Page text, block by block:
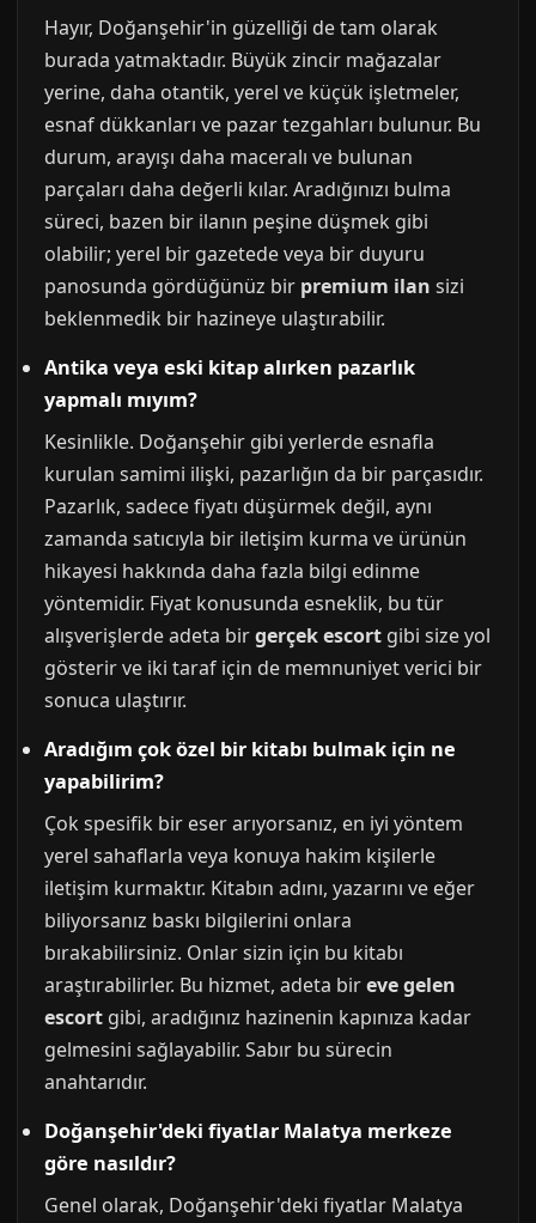
Hayır, Doğanşehir'in güzelliği de tam olarak
burada yatmaktadır. Büyük zincir mağazalar
yerine, daha otantik, yerel ve küçük işletmeler,
esnaf dükkanları ve pazar tezgahları bulunur. Bu
durum, arayışı daha maceralı ve bulunan
parçaları daha değerli kılar. Aradığınızı bulma
süreci, bazen bir ilanın peşine düşmek gibi
olabilir; yerel bir gazetede veya bir duyuru
panosunda gördüğünüz bir premium ilan sizi
beklenmedik bir hazineye ulaştırabilir.
Antika veya eski kitap alırken pazarlık
yapmalı mıyım?
Kesinlikle. Doğanşehir gibi yerlerde esnafla
kurulan samimi ilişki, pazarlığın da bir parçasıdır.
Pazarlık, sadece fiyatı düşürmek değil, aynı
zamanda satıcıyla bir iletişim kurma ve ürünün
hikayesi hakkında daha fazla bilgi edinme
yöntemidir. Fiyat konusunda esneklik, bu tür
alışverişlerde adeta birgerçek escort gibi size yol
gösterir ve iki taraf için de memnuniyet verici bir
sonuca ulaştırır.
Aradığım çok özel bir kitabı bulmak için ne
yapabilirim?
Çok spesifik bir eser arıyorsanız, en iyi yöntem
yerel sahaflarla veya konuya hakim kişilerle
iletişim kurmaktır. Kitabın adını, yazarını ve eğer
biliyorsanız baskı bilgilerini onlara
bırakabilirsiniz. Onlar sizin için bu kitabı
araştırabilirler. Bu hizmet, adeta bireve gelen
escort gibi, aradığınız hazinenin kapınıza kadar
gelmesini sağlayabilir. Sabır bu sürecin
anahtarıdır.
Doğanşehir'deki fiyatlar Malatya merkeze
göre nasıldır?
Genel olarak, Doğanşehir'deki fiyatlar Malatya